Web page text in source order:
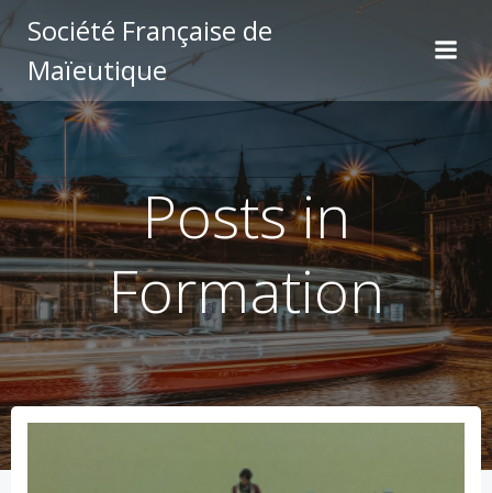
au
Société Française de
Maïeutique
Posts in
Formation